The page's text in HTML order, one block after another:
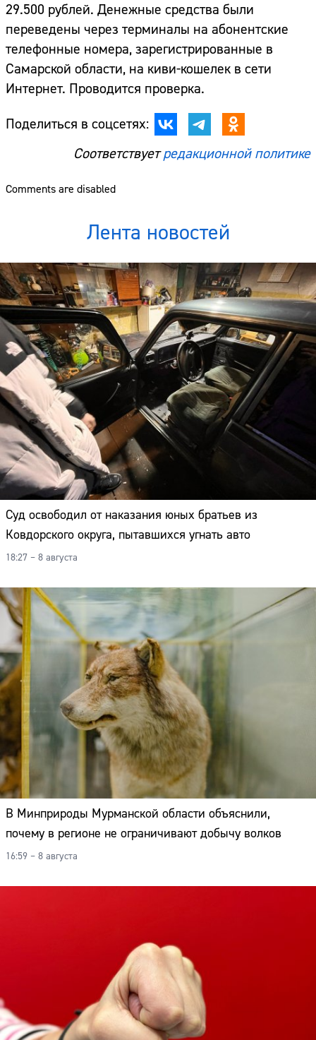
29.500 рублей. Денежные средства были
переведены через терминалы на абонентские
телефонные номера, зарегистрированные в
Самарской области, на киви-кошелек в сети
Интернет. Проводится проверка.
Поделиться в соцсетях:
Соответствуетредакционной политике
Comments are disabled
Лента новостей
Суд освободил от наказания юных братьев из
Ковдорского округа, пытавшихся угнать авто
18:27 – 8 августа
В Минприроды Мурманской области объяснили,
почему в регионе не ограничивают добычу волков
16:59 – 8 августа